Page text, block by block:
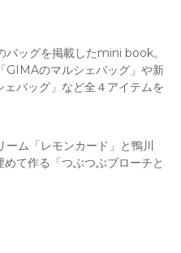
バッグを掲載したmini book。
GIMAのマルシェバッグ」や新
バッグ」など全４アイテムを
ーム「レモンカード」と鴨川
て作る「つぶつぶブローチと